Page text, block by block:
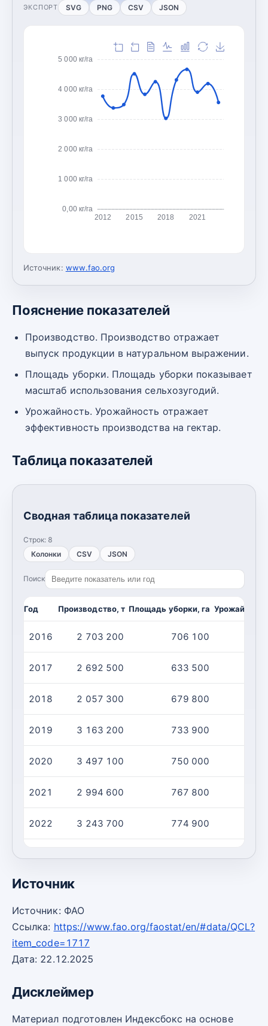
ЭКСПОРТ SVG PNG CSV JSON
0,00 кг/га
1 000 кг/га
2 000 кг/га
3 000 кг/га
4 000 кг/га
5 000 кг/га
2012 2015 2018 2021
Источник: www.fao.org
Пояснение показателей
Производство. Производство отражает
выпуск продукции в натуральном выражении.
Площадь уборки. Площадь уборки показывает
масштаб использования сельхозугодий.
Урожайность. Урожайность отражает
эффективность производства на гектар.
Таблица показателей
Сводная таблица показателей
Строк: 8
Колонки
CSV JSON
Поиск
Год Производство, т Площадь уборки, га
2016 2 703 200 706 100
2017 2 692 500 633 500
2018 2 057 300 679 800
2019 3 163 200 733 900
2020 3 497 100 750 000
2021 2 994 600 767 800
2022 3 243 700 774 900
Источник
Источник: ФАО
Ссылка: https://www.fao.org/faostat/en/#data/QCL?
item_code=1717
Дата: 22.12.2025
Дисклеймер
Материал подготовлен Индексбокс на основе